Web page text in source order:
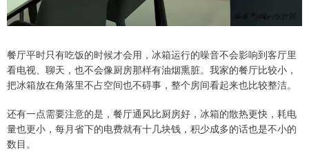
餐厅平时只有吃饭的时候才会用，冰箱运行的噪音不会影响到客厅里
看电视、聊天，也不会像厨房那样有油烟熏脏。我家的餐厅比较小，
把冰箱放在角落里不占空间也不碍事，整个房间看起来也比较整洁。
还有一点需要注意的是，餐厅通风比厨房好，冰箱的散热更快，耗电
量也更小，每月省下的电费就有十几块钱，积少成多的话也是不小的
数目。